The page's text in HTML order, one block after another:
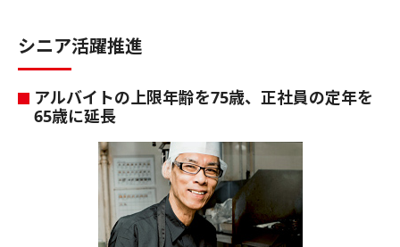
シニア活躍推進
アルバイトの上限年齢を75歳、正社員の定年を
65歳に延長